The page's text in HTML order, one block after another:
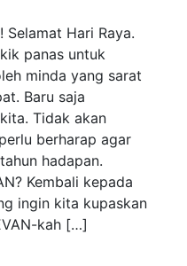
Selamat Hari Raya.
panas untuk
minda yang sarat
Baru saja
Tidak akan
berharap agar
hadapan.
Kembali kepada
ingin kita kupaskan
kah […]